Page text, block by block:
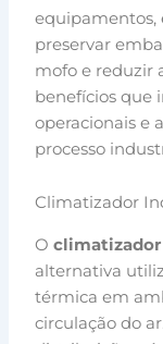
equipamentos,
preservar
mofo e reduzir
benefícios que
operacionais e
processo
Climatizador
O
alternativa
térmica em
circulação do